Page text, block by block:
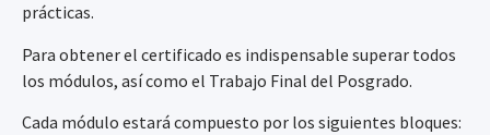
prácticas.
Para obtener el certificado es indispensable superar todos
los módulos, así como el Trabajo Final del Posgrado.
Cada módulo estará compuesto por los siguientes bloques: